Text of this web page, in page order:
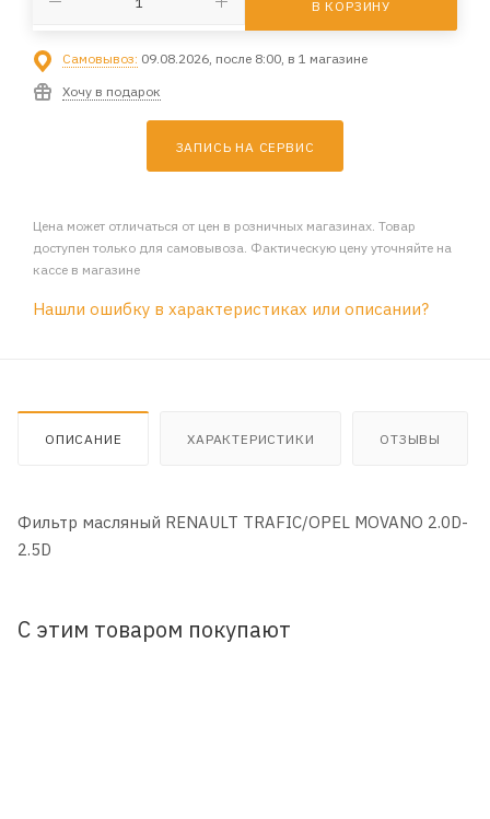
В КОРЗИНУ
Самовывоз: 09.08.2026, после 8:00, в 1 магазине
Хочу в подарок
ЗАПИСЬ НА СЕРВИС
Цена может отличаться от цен в розничных магазинах. Товар
доступен только для самовывоза. Фактическую цену уточняйте на
кассе в магазине
Нашли ошибку в характеристиках или описании?
ОПИСАНИЕ ХАРАКТЕРИСТИКИ ОТЗЫВЫ
Фильтр масляный RENAULT TRAFIC/OPEL MOVANO 2.0D-
2.5D
С этим товаром покупают